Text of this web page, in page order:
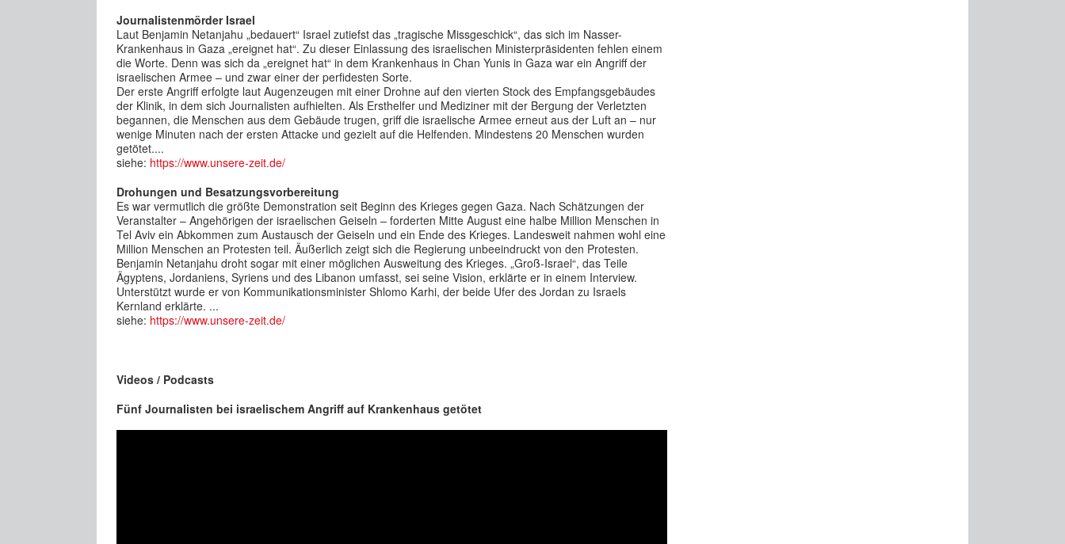
Journalistenmörder Israel
Laut Benjamin Netanjahu „bedauert“ Israel zutiefst das „tragische Missgeschick“, das sich im Nasser-
Krankenhaus in Gaza „ereignet hat“. Zu dieser Einlassung des israelischen Ministerpräsidenten fehlen einem
die Worte. Denn was sich da „ereignet hat“ in dem Krankenhaus in Chan Yunis in Gaza war ein Angriff der
israelischen Armee – und zwar einer der perfidesten Sorte.
Der erste Angriff erfolgte laut Augenzeugen mit einer Drohne auf den vierten Stock des Empfangsgebäudes
der Klinik, in dem sich Journalisten aufhielten. Als Ersthelfer und Mediziner mit der Bergung der Verletzten
begannen, die Menschen aus dem Gebäude trugen, griff die israelische Armee erneut aus der Luft an – nur
wenige Minuten nach der ersten Attacke und gezielt auf die Helfenden. Mindestens 20 Menschen wurden
getötet....
siehe: https://www.unsere-zeit.de/
Drohungen und Besatzungsvorbereitung
Es war vermutlich die größte Demonstration seit Beginn des Krieges gegen Gaza. Nach Schätzungen der
Veranstalter – Angehörigen der israelischen Geiseln – forderten Mitte August eine halbe Million Menschen in
Tel Aviv ein Abkommen zum Austausch der Geiseln und ein Ende des Krieges. Landesweit nahmen wohl eine
Million Menschen an Protesten teil. Äußerlich zeigt sich die Regierung unbeeindruckt von den Protesten.
Benjamin Netanjahu droht sogar mit einer möglichen Ausweitung des Krieges. „Groß-Israel“, das Teile
Ägyptens, Jordaniens, Syriens und des Libanon umfasst, sei seine Vision, erklärte er in einem Interview.
Unterstützt wurde er von Kommunikationsminister Shlomo Karhi, der beide Ufer des Jordan zu Israels
Kernland erklärte. ...
siehe: https://www.unsere-zeit.de/
Videos / Podcasts
Fünf Journalisten bei israelischem Angriff auf Krankenhaus getötet